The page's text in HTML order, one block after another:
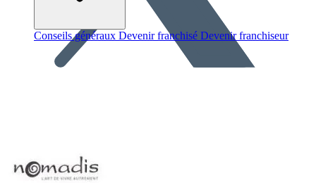
Conseils généraux Devenir franchisé Devenir franchiseur